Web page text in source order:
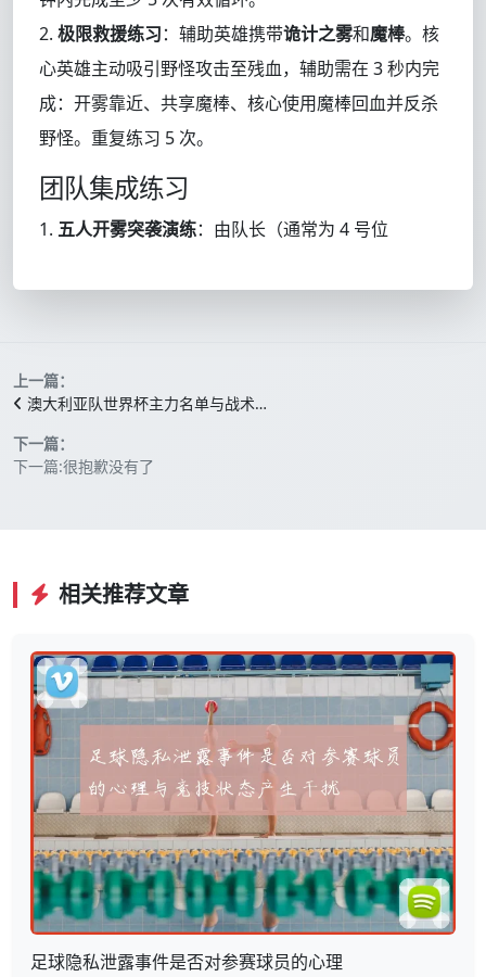
2. 极限救援练习：辅助英雄携带诡计之雾和魔棒。核
心英雄主动吸引野怪攻击至残血，辅助需在 3 秒内完
成：开雾靠近、共享魔棒、核心使用魔棒回血并反杀
野怪。重复练习 5 次。
团队集成练习
1. 五人开雾突袭演练：由队长（通常为 4 号位
上一篇：
澳大利亚队世界杯主力名单与战术…
下一篇：
下一篇:很抱歉没有了
相关推荐文章
足球隐私泄露事件是否对参赛球员的心理